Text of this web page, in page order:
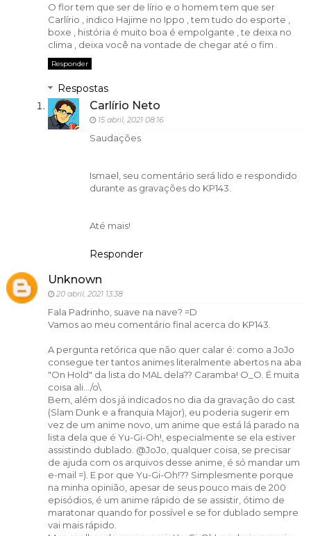
O flor tem que ser de lírio e o homem tem que ser
Carlírio , indico Hajime no Ippo , tem tudo do esporte ,
boxe , história é muito boa é empolgante , te deixa no
clima , deixa você na vontade de chegar até o fim .
Responder
Respostas
Carlírio Neto
15 abril, 2021 08:16
Saudações
Ismael, seu comentário será lido e respondido
durante as gravações do KP143.
Até mais!
Responder
Unknown
20 abril, 2021 13:38
Fala Padrinho, suave na nave? =D
Vamos ao meu comentário final acerca do KP143.
A pergunta retórica que não quer calar é: como a JoJo
consegue ter tantos animes literalmente abertos na aba
"On Hold" da lista do MAL dela?? Caramba! O_O. É muita
coisa ali.../o\
Bem, além dos já indicados no dia da gravação do cast
(Slam Dunk e a franquia Major), eu poderia sugerir em
vez de um anime novo, um anime que está lá parado na
lista dela que é Yu-Gi-Oh!, especialmente se ela estiver
assistindo dublado. @JoJo, qualquer coisa, se precisar
de ajuda com os arquivos desse anime, é só mandar um
e-mail =). E por que Yu-Gi-Oh!?? Simplesmente porque
na minha opinião, apesar de seus pouco mais de 200
episódios, é um anime rápido de se assistir, ótimo de
maratonar quando for possível e se for dublado sempre
vai mais rápido.